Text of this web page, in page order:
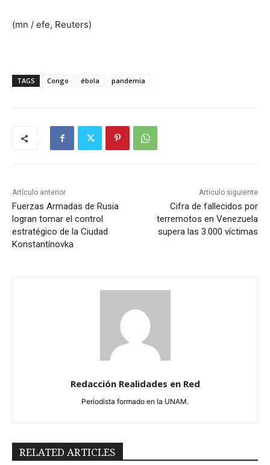
(mn / efe, Reuters)
TAGS Congo ébola pandemia
Artículo anterior
Fuerzas Armadas de Rusia
logran tomar el control
estratégico de la Ciudad
Konstantínovka
Artículo siguiente
Cifra de fallecidos por
terremotos en Venezuela
supera las 3.000 víctimas
Redacción Realidades en Red
Periodista formado en la UNAM.
RELATED ARTICLES